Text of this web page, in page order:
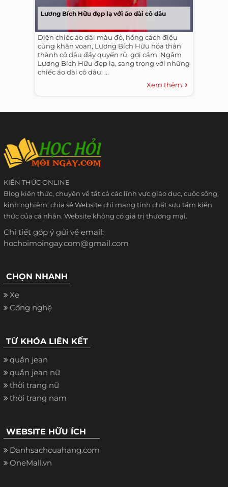
Lương Bích Hữu đẹp lạ với áo dài cô dâu
Diện chiếc áo dài màu đỏ, hồng cách điệu
cùng khăn voan, Lương Bích Hữu hóa thân
thành cô dâu đầy quyến rũ, gợi cảm. Ngắm
Lương Bích Hữu đẹp lạ, sang trọng với những
chiếc áo dài cô dâu: ...
Xem thêm
KIẾN THỨC ONLINE
Blog kiến thức, chuyên về tất cả các lĩnh vực giáo dục, cuộc sống,
kinh nghiệm, chia sẻ Website chỉ mang tính chất sưu tầm kiến
thức của cá nhân. Website không có giá trị thương mại.
Chi tiết góp ý gửi về email:
hochoimoingay.com@gmail.com
CHỌN NHANH
Xe
Công nghệ
TỪ KHÓA LIÊN KẾT
quần jean
quần jean nữ
thời trang nữ
thời trang nam
WEBSITE HỮU ÍCH
Danhsachcuahang.com
OneMall.vn